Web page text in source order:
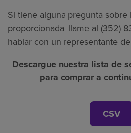
Si tiene alguna pregunta sobre
proporcionada, llame al (352)
hablar con un representante
Descargue nuestra lista de
para comprar a
CSV